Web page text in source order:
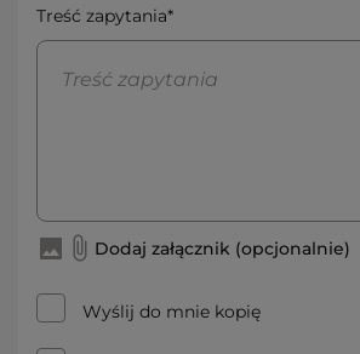
Treść zapytania*
Dodaj załącznik (opcjonalnie)
Wyślij do mnie kopię